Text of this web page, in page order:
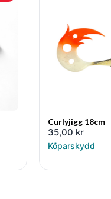
Curlyjigg 18cm
35,00 kr
Köparskydd